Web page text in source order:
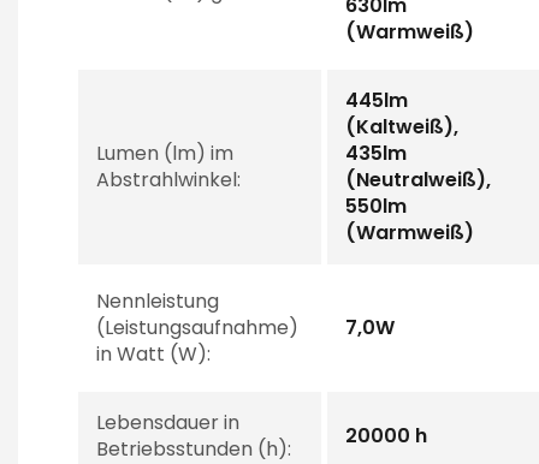
(Warmweiß)
Lumen (lm) im
Abstrahlwinkel:
445lm
(Kaltweiß),
435lm
(Neutralweiß),
550lm
(Warmweiß)
Nennleistung
(Leistungsaufnahme)
in Watt (W):
7,0W
Lebensdauer in
Betriebsstunden (h):
20000 h